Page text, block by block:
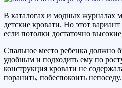
В каталогах и модных журналах
детские кровати. Но этот вариант
если потолки достаточно
Спальное место ребенка должно
удобным и подходить ему по
конструкция кровати не
поранить, побеспокоить непоседу.